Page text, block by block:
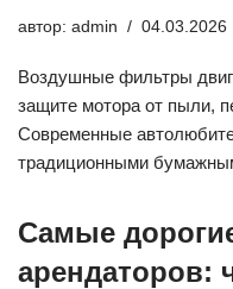
автор: admin 04.03.2026
Воздушные фильтры
защите мотора от пыли,
Современные
традиционными
Самые
арендаторов: